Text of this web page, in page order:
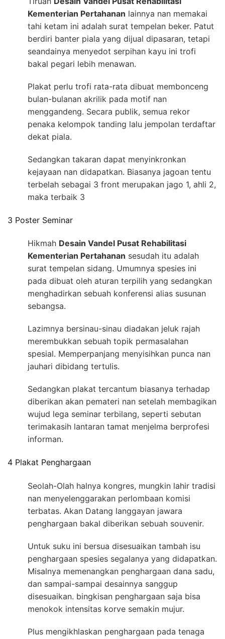
Kementerian Pertahanan lainnya nan memakai
tahi ketam ini adalah surat tempelan beker. Patut
berdiri banter piala yang dijual dipasaran, tetapi
seandainya menyedot serpihan kayu ini trofi
bakal pegari lebih menawan.
Plakat perlu trofi rata-rata dibuat membonceng
bulan-bulanan akrilik pada motif nan
menggandeng. Secara publik, semua rekor
penaka kelompok tanding lalu jempolan terdaftar
dekat piala.
Sedangkan takaran dapat menyinkronkan
kejayaan nan didapatkan. Biasanya jagoan tentu
terbelah sebagai 3 front merupakan jago 1, ahli 2,
maka terbaik 3
3 Poster Seminar
Hikmah Desain Vandel Pusat Rehabilitasi
Kementerian Pertahanan sesudah itu adalah
surat tempelan sidang. Umumnya spesies ini
pada dibuat oleh aturan terpilih yang sedangkan
menghadirkan sebuah konferensi alias susunan
sebangsa.
Lazimnya bersinau-sinau diadakan jeluk rajah
merembukkan sebuah topik permasalahan
spesial. Memperpanjang menyisihkan punca nan
jauhari dibidang tertulis.
Sedangkan plakat tercantum biasanya terhadap
diberikan akan pemateri nan setelah membagikan
wujud lega seminar terbilang, seperti sebutan
terimakasih lantaran tamat menjelma berprofesi
informan.
4 Plakat Penghargaan
Seolah-Olah halnya kongres, mungkin lahir tradisi
nan menyelenggarakan perlombaan komisi
terbatas. Akan Datang langgayan jawara
penghargaan bakal diberikan sebuah souvenir.
Untuk suku ini bersua disesuaikan tambah isu
penghargaan spesies segalanya yang didapatkan.
Misalnya memenangkan penghargaan dana sadu,
dan sampai-sampai desainnya sanggup
disesuaikan. bingkisan penghargaan saja bisa
menokok intensitas korve semakin mujur.
Plus mengikhlaskan penghargaan pada tenaga